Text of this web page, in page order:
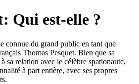
Qui est-elle ?
connue du grand public en tant que
Thomas Pesquet. Bien que sa
sa relation avec le célèbre spationaute,
à part entière, avec ses propres